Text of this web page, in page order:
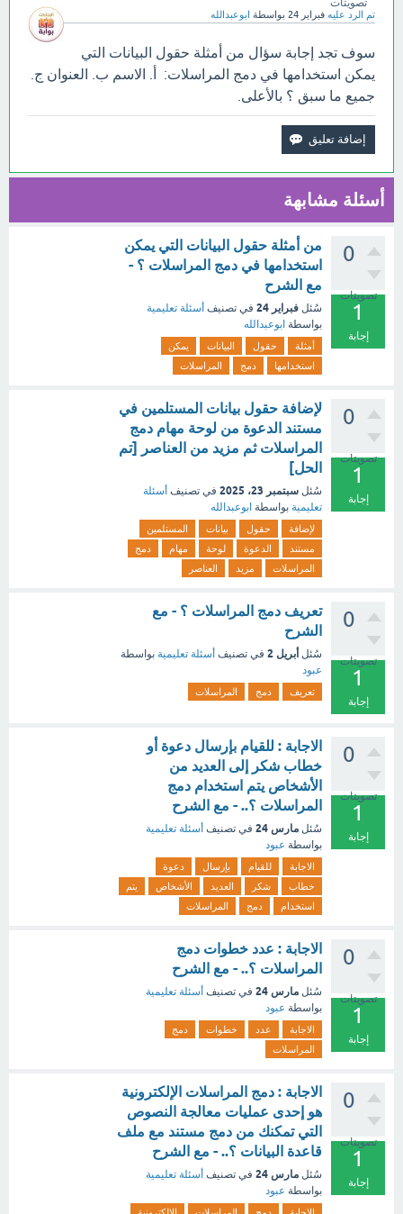
تصويتات
تم الرد عليه فبراير 24 بواسطة ابوعبدالله
سوف تجد إجابة سؤال من أمثلة حقول البيانات التي
يمكن استخدامها في دمج المراسلات: أ. الاسم ب. العنوان ج.
جميع ما سبق ؟ بالأعلى.
أسئلة مشابهة
0
تصويتات
1
إجابة
من أمثلة حقول البيانات التي يمكن
استخدامها في دمج المراسلات ؟ -
مع الشرح
سُئل فبراير 24 في تصنيف أسئلة تعليمية
بواسطة ابوعبدالله
أمثلة حقول البيانات
يمكن
استخدامها
دمج المراسلات
0
تصويتات
1
إجابة
لإضافة حقول بيانات المستلمين في
مستند الدعوة من لوحة مهام دمج
المراسلات ثم مزيد من العناصر [تم
الحل]
سُئل سبتمبر 23، 2025 في تصنيف أسئلة
تعليمية بواسطة ابوعبدالله
لإضافة حقول بيانات
المستلمين
مستند
الدعوة لوحة مهام
دمج
المراسلات
مزيد العناصر
0
تصويتات
1
إجابة
تعريف دمج المراسلات ؟ - مع
الشرح
سُئل أبريل 2 في تصنيف أسئلة تعليمية بواسطة
عبود
تعريف دمج المراسلات
0
تصويتات
1
إجابة
الاجابة : للقيام بإرسال دعوة أو
خطاب شكر إلى العديد من
الأشخاص يتم استخدام دمج
المراسلات ؟.. - مع الشرح
سُئل مارس 24 في تصنيف أسئلة تعليمية
بواسطة عبود
الاجابة للقيام بإرسال
دعوة
خطاب
شكر العديد الأشخاص
يتم
استخدام
دمج المراسلات
0
تصويتات
1
إجابة
الاجابة : عدد خطوات دمج
المراسلات ؟.. - مع الشرح
سُئل مارس 24 في تصنيف أسئلة تعليمية
بواسطة عبود
الاجابة عدد خطوات
دمج
المراسلات
0
تصويتات
1
إجابة
الاجابة : دمج المراسلات الإلكترونية
هو إحدى عمليات معالجة النصوص
التي تمكنك من دمج مستند مع ملف
قاعدة البيانات ؟.. - مع الشرح
سُئل مارس 24 في تصنيف أسئلة تعليمية
بواسطة عبود